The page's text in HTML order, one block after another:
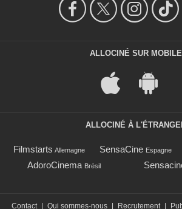
ALLOCINÉ SUR MOBILE
ALLOCINÉ À
Filmstarts Allemagne SensaCine Espagne
AdoroCinema Brésil
Contact | Qui sommes-nous | Recrutement |